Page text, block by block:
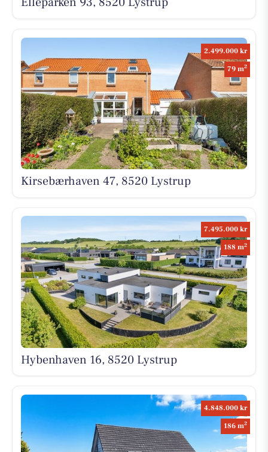
2.499.000 kr
79 m2
Kirsebærhaven 47, 8520 Lystrup
7.495.000 kr
188 m2
Hybenhaven 16, 8520 Lystrup
4.848.000 kr
186 m2